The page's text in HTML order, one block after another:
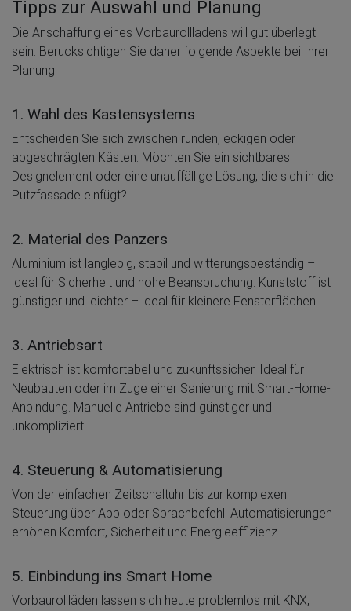
Tipps zur Auswahl und Planung
Die Anschaffung eines Vorbaurollladens will gut überlegt
sein. Berücksichtigen Sie daher folgende Aspekte bei Ihrer
Planung:
1. Wahl des Kastensystems
Entscheiden Sie sich zwischen runden, eckigen oder
abgeschrägten Kästen. Möchten Sie ein sichtbares
Designelement oder eine unauffällige Lösung, die sich in die
Putzfassade einfügt?
2. Material des Panzers
Aluminium ist langlebig, stabil und witterungsbeständig –
ideal für Sicherheit und hohe Beanspruchung. Kunststoff ist
günstiger und leichter – ideal für kleinere Fensterflächen.
3. Antriebsart
Elektrisch ist komfortabel und zukunftssicher. Ideal für
Neubauten oder im Zuge einer Sanierung mit Smart-Home-
Anbindung. Manuelle Antriebe sind günstiger und
unkompliziert.
4. Steuerung & Automatisierung
Von der einfachen Zeitschaltuhr bis zur komplexen
Steuerung über App oder Sprachbefehl: Automatisierungen
erhöhen Komfort, Sicherheit und Energieeffizienz.
5. Einbindung ins Smart Home
Vorbaurollläden lassen sich heute problemlos mit KNX,